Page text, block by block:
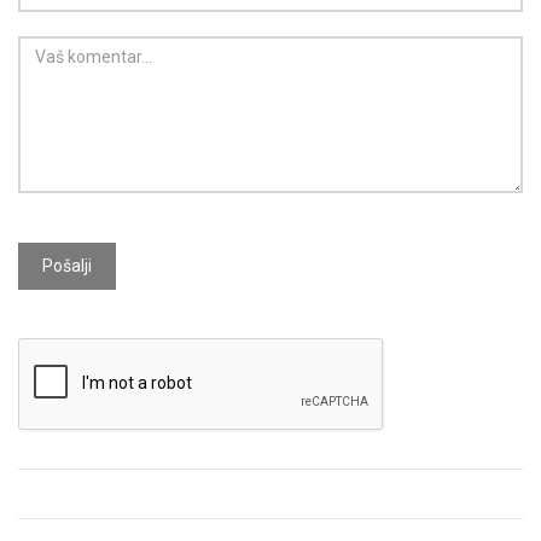
Pošalji